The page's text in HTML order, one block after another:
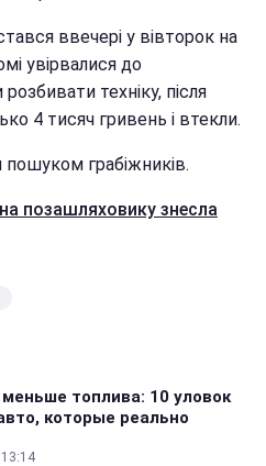
ввечері у вівторок на
увірвалися до
техніку, після
4 тисяч гривень і втекли.
пошуком грабіжників.
позашляховику знесла
топлива: 10 уловок
которые реально
13:14